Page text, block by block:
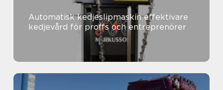
Automatisk kedjeslipmaskin effektivare
kedjevård för proffs och entreprenörer